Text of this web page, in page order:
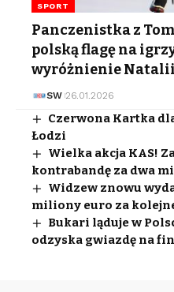
SPORT
Panczenistka z
polską flagę na
wyróżnienie
SW 26.01.2026
Czerwona Kartka
Łodzi
Wielka akcja KAS!
kontrabandę za dwa
Widzew znowu
miliony euro za
Bukari ląduje w
odzyska gwiazdę na